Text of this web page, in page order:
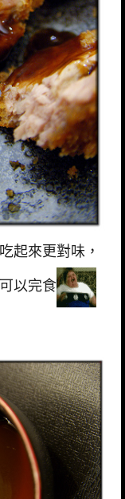
來更對味，
以完食